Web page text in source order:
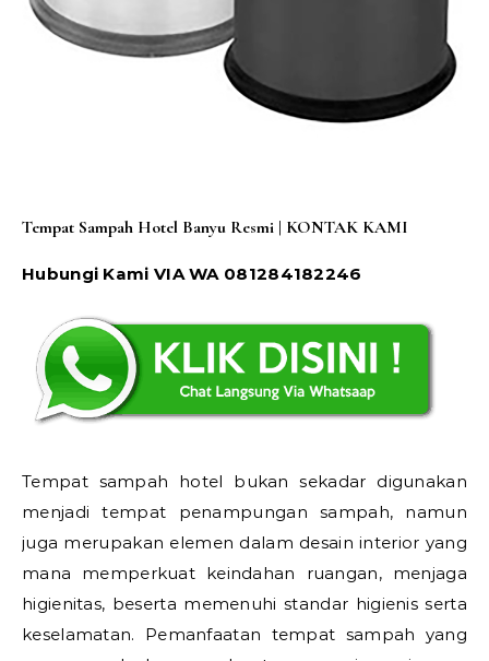
Tempat Sampah Hotel Banyu Resmi | KONTAK KAMI
Hubungi Kami VIA WA 081284182246
Tempat sampah hotel bukan sekadar digunakan
menjadi tempat penampungan sampah, namun
juga merupakan elemen dalam desain interior yang
mana memperkuat keindahan ruangan, menjaga
higienitas, beserta memenuhi standar higienis serta
keselamatan. Pemanfaatan tempat sampah yang